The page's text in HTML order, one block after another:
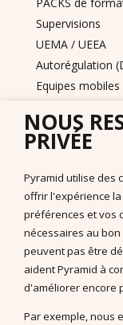
Supervisions
UEMA / UEEA
Autorégulation
Equipes mobiles
Nous
Pyramid PECS
support@pecs-
Numéro de
SIRET : 444 268
La
Documentation
Vidéos
Programmes
NOUS
PRIVÉE
Pyramid utilise des
offrir l'expérience
préférences et vos
nécessaires au
peuvent pas être
aident Pyramid à
d'améliorer encore
Par exemple, nous